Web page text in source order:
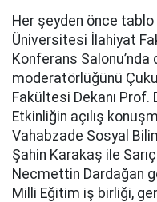
Her şeyden önce
Üniversitesi İlahiyat
Konferans Salonu’nda
moderatörlüğünü
Fakültesi Dekanı Prof.
Etkinliğin açılış
Vahabzade Sosyal
Şahin Karakaş ile
Necmettin Dardağan
Milli Eğitim iş birliği,